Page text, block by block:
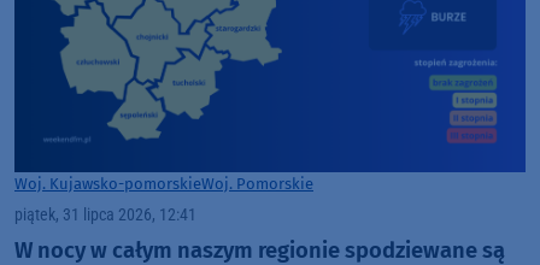
Woj. Kujawsko-pomorskieWoj. Pomorskie
piątek, 31 lipca 2026, 12:41
W nocy w całym naszym regionie spodziewane są